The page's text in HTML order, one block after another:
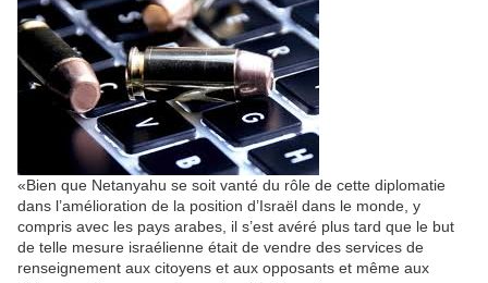
«Bien que Netanyahu se soit vanté du rôle de cette diplomatie
dans l’amélioration de la position d’Israël dans le monde, y
compris avec les pays arabes, il s’est avéré plus tard que le but
de telle mesure israélienne était de vendre des services de
renseignement aux citoyens et aux opposants et même aux